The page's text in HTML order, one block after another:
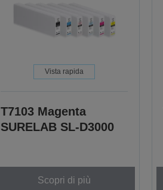
Vista rapida
T7103 Magenta
SURELAB SL-D3000
Scopri di più